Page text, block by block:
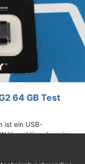
64 GB Test
ist ein USB-
Verschlüsselung im
im Praxistest